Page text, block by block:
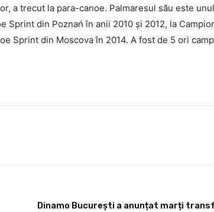
a trecut la para-canoe. Palmaresul său este
Sprint din Poznań în anii 2010 și 2012, la
Sprint din Moscova în 2014. A fost de 5 ori
Dinamo București a anunțat marți